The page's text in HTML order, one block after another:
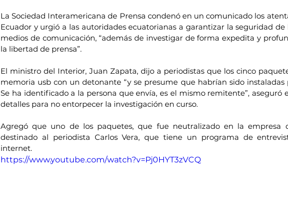
La Sociedad Interamericana de Prensa condenó en un comunicado los
Ecuador y urgió a las autoridades ecuatorianas a garantizar la seguridad de
medios de comunicación, “además de investigar de forma expedita y
la libertad de prensa”.
El ministro del Interior, Juan Zapata, dijo a periodistas que los cinco
memoria usb con un detonante “y se presume que habrían sido instaladas
Se ha identificado a la persona que envía, es el mismo remitente”, aseguró
detalles para no entorpecer la investigación en curso.
Agregó que uno de los paquetes, que fue neutralizado en la empresa
destinado al periodista Carlos Vera, que tiene un programa de
internet.
https://www.youtube.com/watch?v=Pj0HYT3zVCQ